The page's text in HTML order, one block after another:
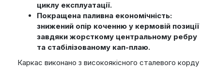
циклу експлуатації.
Покращена паливна економічність:
знижений опір коченню у кермовій позиції
завдяки жорсткому центральному ребру
та стабілізованому кап-плаю.
Каркас виконано з високоякісного сталевого корду